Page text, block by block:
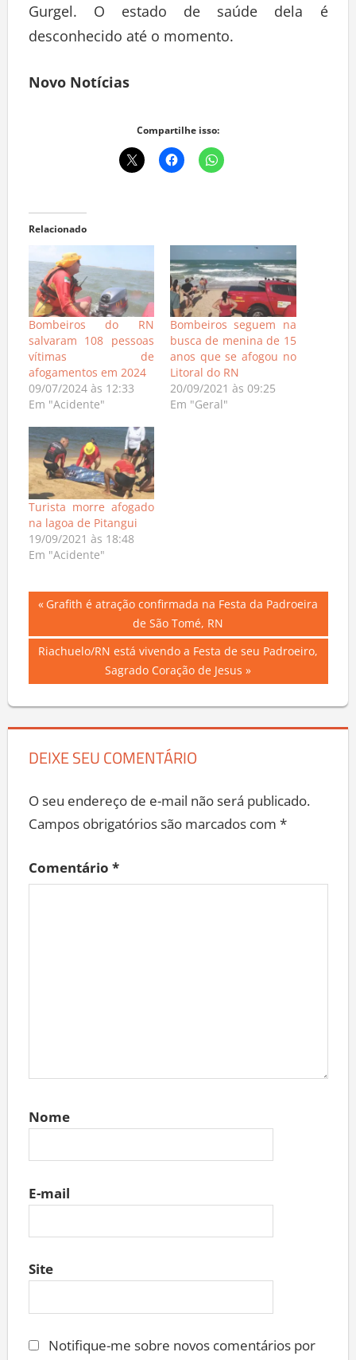
Gurgel. O estado de saúde dela é
desconhecido até o momento.
Novo Notícias
Compartilhe isso:
Relacionado
Bombeiros do RN
salvaram 108 pessoas
vítimas de
afogamentos em 2024
09/07/2024 às 12:33
Em "Acidente"
Bombeiros seguem na
busca de menina de 15
anos que se afogou no
Litoral do RN
20/09/2021 às 09:25
Em "Geral"
Turista morre afogado
na lagoa de Pitangui
19/09/2021 às 18:48
Em "Acidente"
Navegação
de
Previous
Grafith é atração confirmada na Festa da Padroeira
de São Tomé, RN
Next
Riachuelo/RN está vivendo a Festa de seu Padroeiro,
Sagrado Coração de Jesus
DEIXE SEU COMENTÁRIO
O seu endereço de e-mail não será publicado.
Campos obrigatórios são marcados com *
Comentário *
Nome
E-mail
Site
Notifique-me sobre novos comentários por